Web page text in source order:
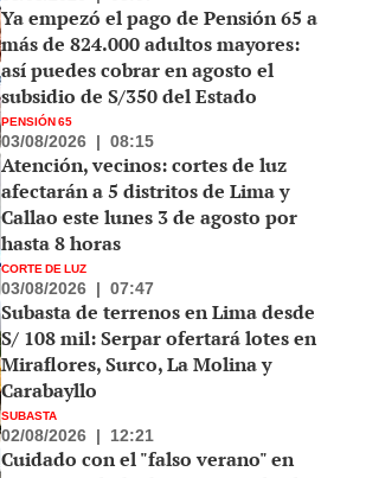
Ya empezó el pago de Pensión 65 a
más de 824.000 adultos mayores:
así puedes cobrar en agosto el
subsidio de S/350 del Estado
PENSIÓN 65
03/08/2026 | 08:15
Atención, vecinos: cortes de luz
afectarán a 5 distritos de Lima y
Callao este lunes 3 de agosto por
hasta 8 horas
CORTE DE LUZ
03/08/2026 | 07:47
Subasta de terrenos en Lima desde
S/ 108 mil: Serpar ofertará lotes en
Miraflores, Surco, La Molina y
Carabayllo
SUBASTA
02/08/2026 | 12:21
Cuidado con el "falso verano" en